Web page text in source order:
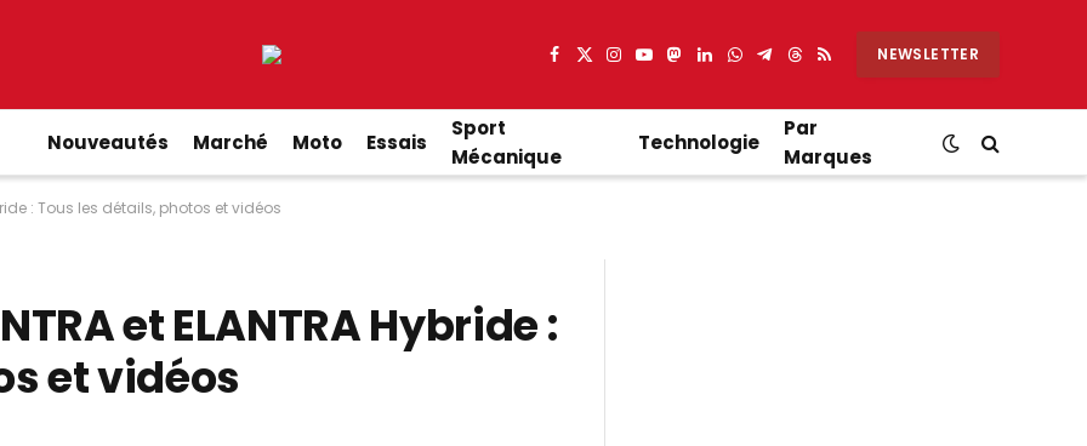
Facebook
X
Instagram
YouTube
Mastodon
LinkedIn
WhatsApp
Partager
Telegram
Threads
RSS NEWSLETTER
Nouveautés Marché Moto Essais
Sport
Mécanique
Technologie
Par
Marques
: Tous les détails, photos et vidéos
et ELANTRA Hybride :
et vidéos